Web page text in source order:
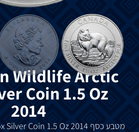
Wildlife Arctic
Coin 1.5 Oz
2014
מטבעכסף